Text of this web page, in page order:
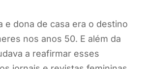
e dona de casa era o destino
nos anos 50. E além da
a reafirmar esses